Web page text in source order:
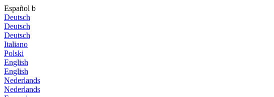
Español b
Deutsch
Deutsch
Deutsch
Italiano
Polski
English
English
Nederlands
Nederlands